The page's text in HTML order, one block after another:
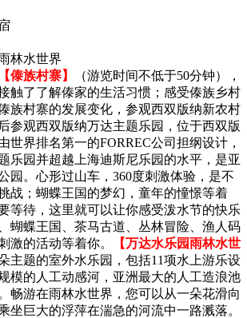
林水世界
【傣族村寨】
（游览时间不低于50分钟），
触了了解傣家的生活习惯；感受傣族乡村
族村寨的发展变化，参观西双版纳新农村
参观西双版纳万达主题乐园，位于西双版
世界排名第一的FORREC公司担纲设计，
乐园并超越上海迪斯尼乐园的水平，是亚
园。心形过山车，360度刺激体验，是不
战；蝴蝶王国的梦幻，童年的憧憬等着
等待，这里就可以让你感受泼水节的快乐
蝴蝶王国、茶马古道、丛林冒险、渔人码
激的活动等着你。
【万达水乐园雨林水世
主题的室外水乐园，包括11项水上游乐设
模的人工动感河，亚洲最大的人工造浪池
畅游在雨林水世界，您可以从一朵花滑向
坐巨大的浮萍在湍急的河流中一路溅落。